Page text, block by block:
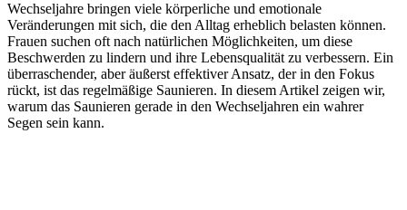
Wechseljahre bringen viele körperliche und emotionale
Veränderungen mit sich, die den Alltag erheblich belasten können.
Frauen suchen oft nach natürlichen Möglichkeiten, um diese
Beschwerden zu lindern und ihre Lebensqualität zu verbessern. Ein
überraschender, aber äußerst effektiver Ansatz, der in den Fokus
rückt, ist das regelmäßige Saunieren. In diesem Artikel zeigen wir,
warum das Saunieren gerade in den Wechseljahren ein wahrer
Segen sein kann.